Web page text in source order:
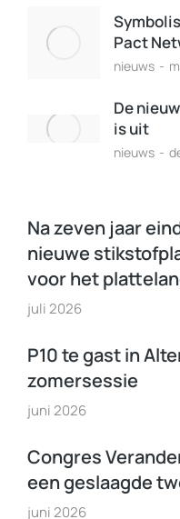
Pact
nieuws
De
is uit
nieuws
Na zeven jaar
nieuwe
voor het
juli 2026
P10 te gast in
zomersessie
juni 2026
Congres
een geslaagde
juni 2026